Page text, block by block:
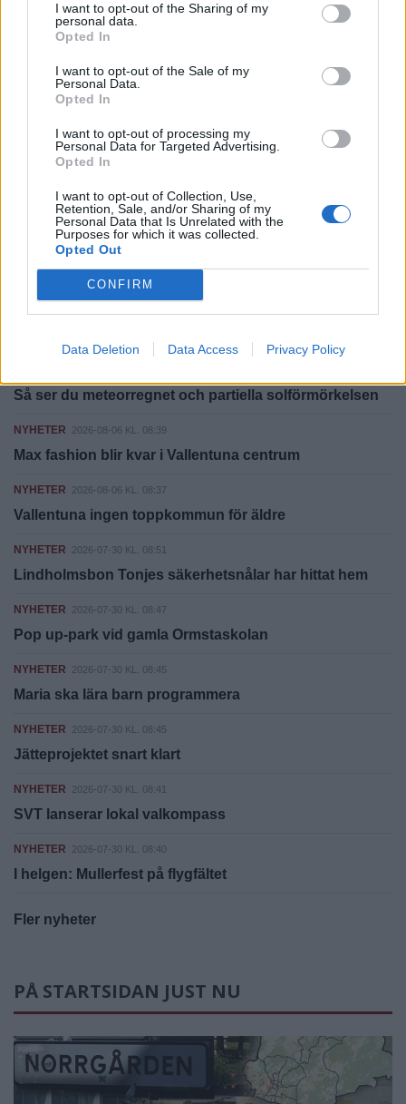
I want to opt-out of the Sharing of my
personal data.
Opted In
I want to opt-out of the Sale of my
Personal Data.
Opted In
I want to opt-out of processing my
Personal Data for Targeted Advertising.
Opted In
I want to opt-out of Collection, Use,
Retention, Sale, and/or Sharing of my
Personal Data that Is Unrelated with the
Purposes for which it was collected.
Opted Out
CONFIRM
Data Deletion Data Access Privacy Policy
Fler E-tidningar
SENASTE I NYHETER
Så ser du meteorregnet och partiella solförmörkelsen
NYHETER 2026-08-06 KL. 08:39
Max fashion blir kvar i Vallentuna centrum
NYHETER 2026-08-06 KL. 08:37
Vallentuna ingen toppkommun för äldre
NYHETER 2026-07-30 KL. 08:51
Lindholmsbon Tonjes säkerhetsnålar har hittat hem
NYHETER 2026-07-30 KL. 08:47
Pop up-park vid gamla Ormstaskolan
NYHETER 2026-07-30 KL. 08:45
Maria ska lära barn programmera
NYHETER 2026-07-30 KL. 08:45
Jätteprojektet snart klart
NYHETER 2026-07-30 KL. 08:41
SVT lanserar lokal valkompass
NYHETER 2026-07-30 KL. 08:40
I helgen: Mullerfest på flygfältet
Fler nyheter
PÅ STARTSIDAN JUST NU